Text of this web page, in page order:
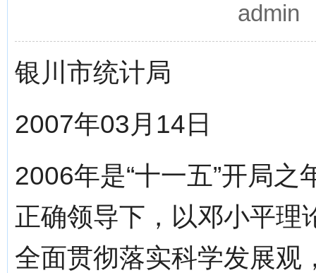
admin
银川市统计局
2007年03月14日
2006年是“十一五”开局
正确领导下，以邓小平理
全面贯彻落实科学发展观